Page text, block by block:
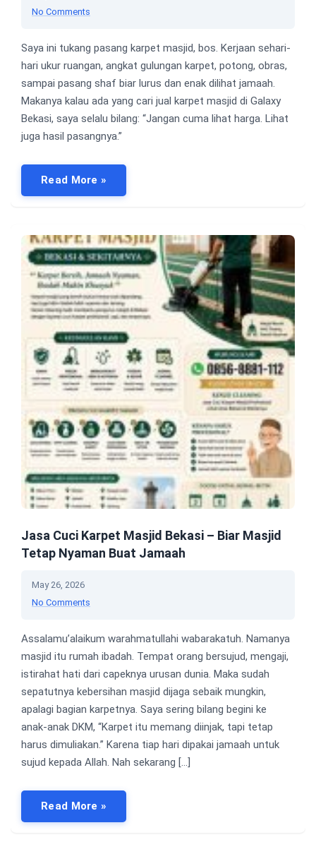
No Comments
Saya ini tukang pasang karpet masjid, bos. Kerjaan sehari-
hari ukur ruangan, angkat gulungan karpet, potong, obras,
sampai pasang shaf biar lurus dan enak dilihat jamaah.
Makanya kalau ada yang cari jual karpet masjid di Galaxy
Bekasi, saya selalu bilang: “Jangan cuma lihat harga. Lihat
juga hasil pasangnya.”
Read More »
Jasa Cuci Karpet Masjid Bekasi – Biar Masjid
Tetap Nyaman Buat Jamaah
May 26, 2026
No Comments
Assalamu’alaikum warahmatullahi wabarakatuh. Namanya
masjid itu rumah ibadah. Tempat orang bersujud, mengaji,
istirahat hati dari capeknya urusan dunia. Maka sudah
sepatutnya kebersihan masjid dijaga sebaik mungkin,
apalagi bagian karpetnya. Saya sering bilang begini ke
anak-anak DKM, “Karpet itu memang diinjak, tapi tetap
harus dimuliakan.” Karena tiap hari dipakai jamaah untuk
sujud kepada Allah. Nah sekarang […]
Read More »